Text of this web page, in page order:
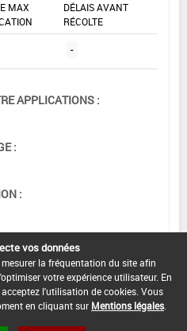
MAX
DÉLAIS AVANT
RÉCOLTE
-
APPLICATIONS :
:
:
vos données
la fréquentation du site afin
votre expérience utilisateur. En
l'utilisation de cookies. Vous
en cliquant sur Mentions légales